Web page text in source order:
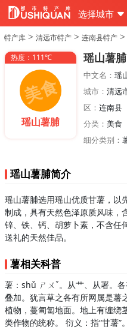
选择城市
特产库 > 清远市特产 > 连南县特产 >
热度：111℃
瑶山薯脯
瑶山薯脯
中文名： 瑶
城市： 清远
区： 连南县
分类： 美食
细分类别：
瑶山薯脯简介
瑶山薯脯选用瑶山优质甘薯，以
制成，具有天然色泽原质风味，
锌、铁、钙、胡萝卜素，不含任
送礼的天然佳品。
薯相关科普
薯：shǔ ㄕㄨˇ。从艹、从署。
叠加。犹言草之各有所网属是薯
植物，蔓匍匐地面。地上有缠绕
类作物的统称。 衍义：指“甘薯